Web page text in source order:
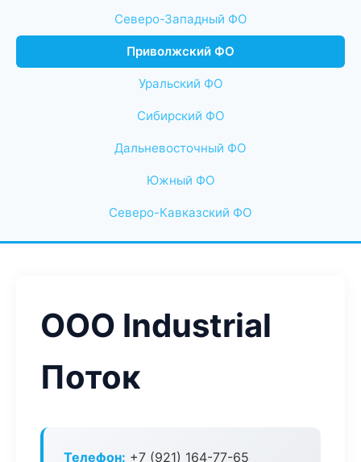
Северо-Западный ФО
Приволжский ФО
Уральский ФО
Сибирский ФО
Дальневосточный ФО
Южный ФО
Северо-Кавказский ФО
ООО Industrial
Поток
Телефон: +7 (921) 164-77-65